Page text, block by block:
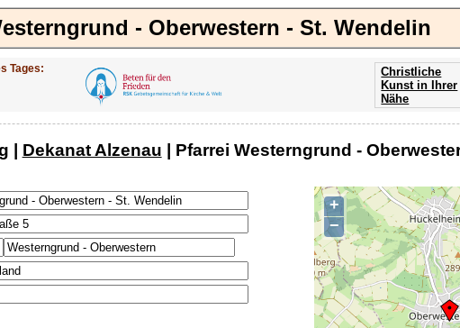
- Oberwestern - St. Wendelin
Tages:
Christliche
Kunst in Ihrer
Nähe
| Dekanat Alzenau | Pfarrei Westerngrund -
+
−